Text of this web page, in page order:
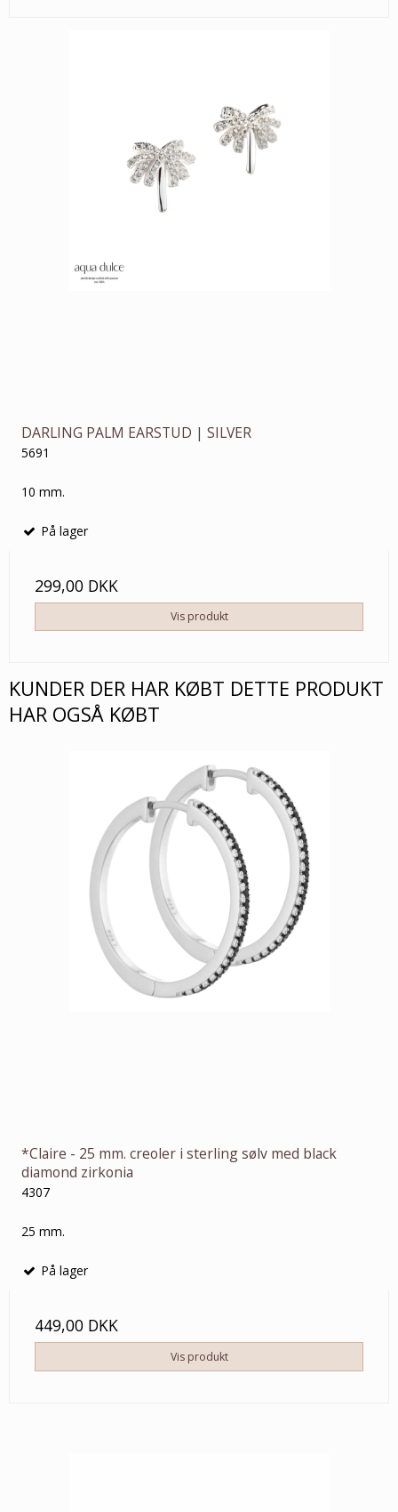
DARLING PALM EARSTUD | SILVER
5691
10 mm.
På lager
299,00 DKK
Vis produkt
KUNDER DER HAR KØBT DETTE PRODUKT
HAR OGSÅ KØBT
*Claire - 25 mm. creoler i sterling sølv med black
diamond zirkonia
4307
25 mm.
På lager
449,00 DKK
Vis produkt